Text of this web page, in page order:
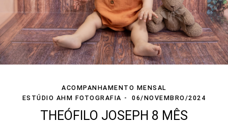
ACOMPANHAMENTO MENSAL
ESTÚDIO AHM FOTOGRAFIA
06/NOVEMBRO/2024
THEÓFILO JOSEPH 8 MÊS